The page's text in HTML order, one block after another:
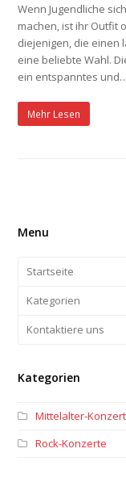
Wenn Jugendliche
machen, ist ihr Outfit
diejenigen, die einen
eine beliebte Wahl.
ein entspanntes
Mehr Lesen
Menu
Startseite
Kategorien
Kontaktiere uns
Kategorien
Mittelalter-
Rock-Konzerte